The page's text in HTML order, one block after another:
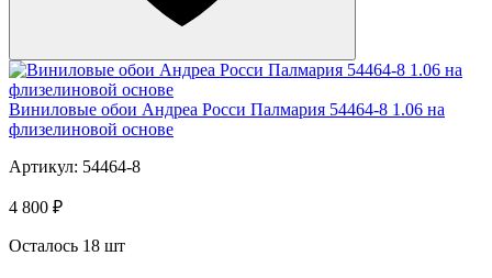
Виниловые обои Андреа Росси Палмария 54464-8 1.06 на
флизелиновой основе
Артикул: 54464-8
4 800 ₽
Осталось 18 шт